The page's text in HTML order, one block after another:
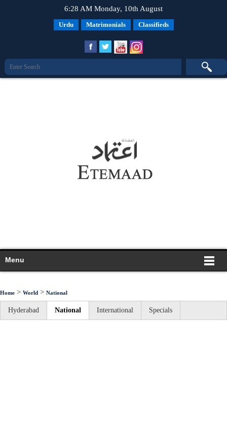
6:28 AM Monday, 10th August
Urdu Matrimonials Classifieds
Menu
Home > World > National
Hyderabad National International Specials